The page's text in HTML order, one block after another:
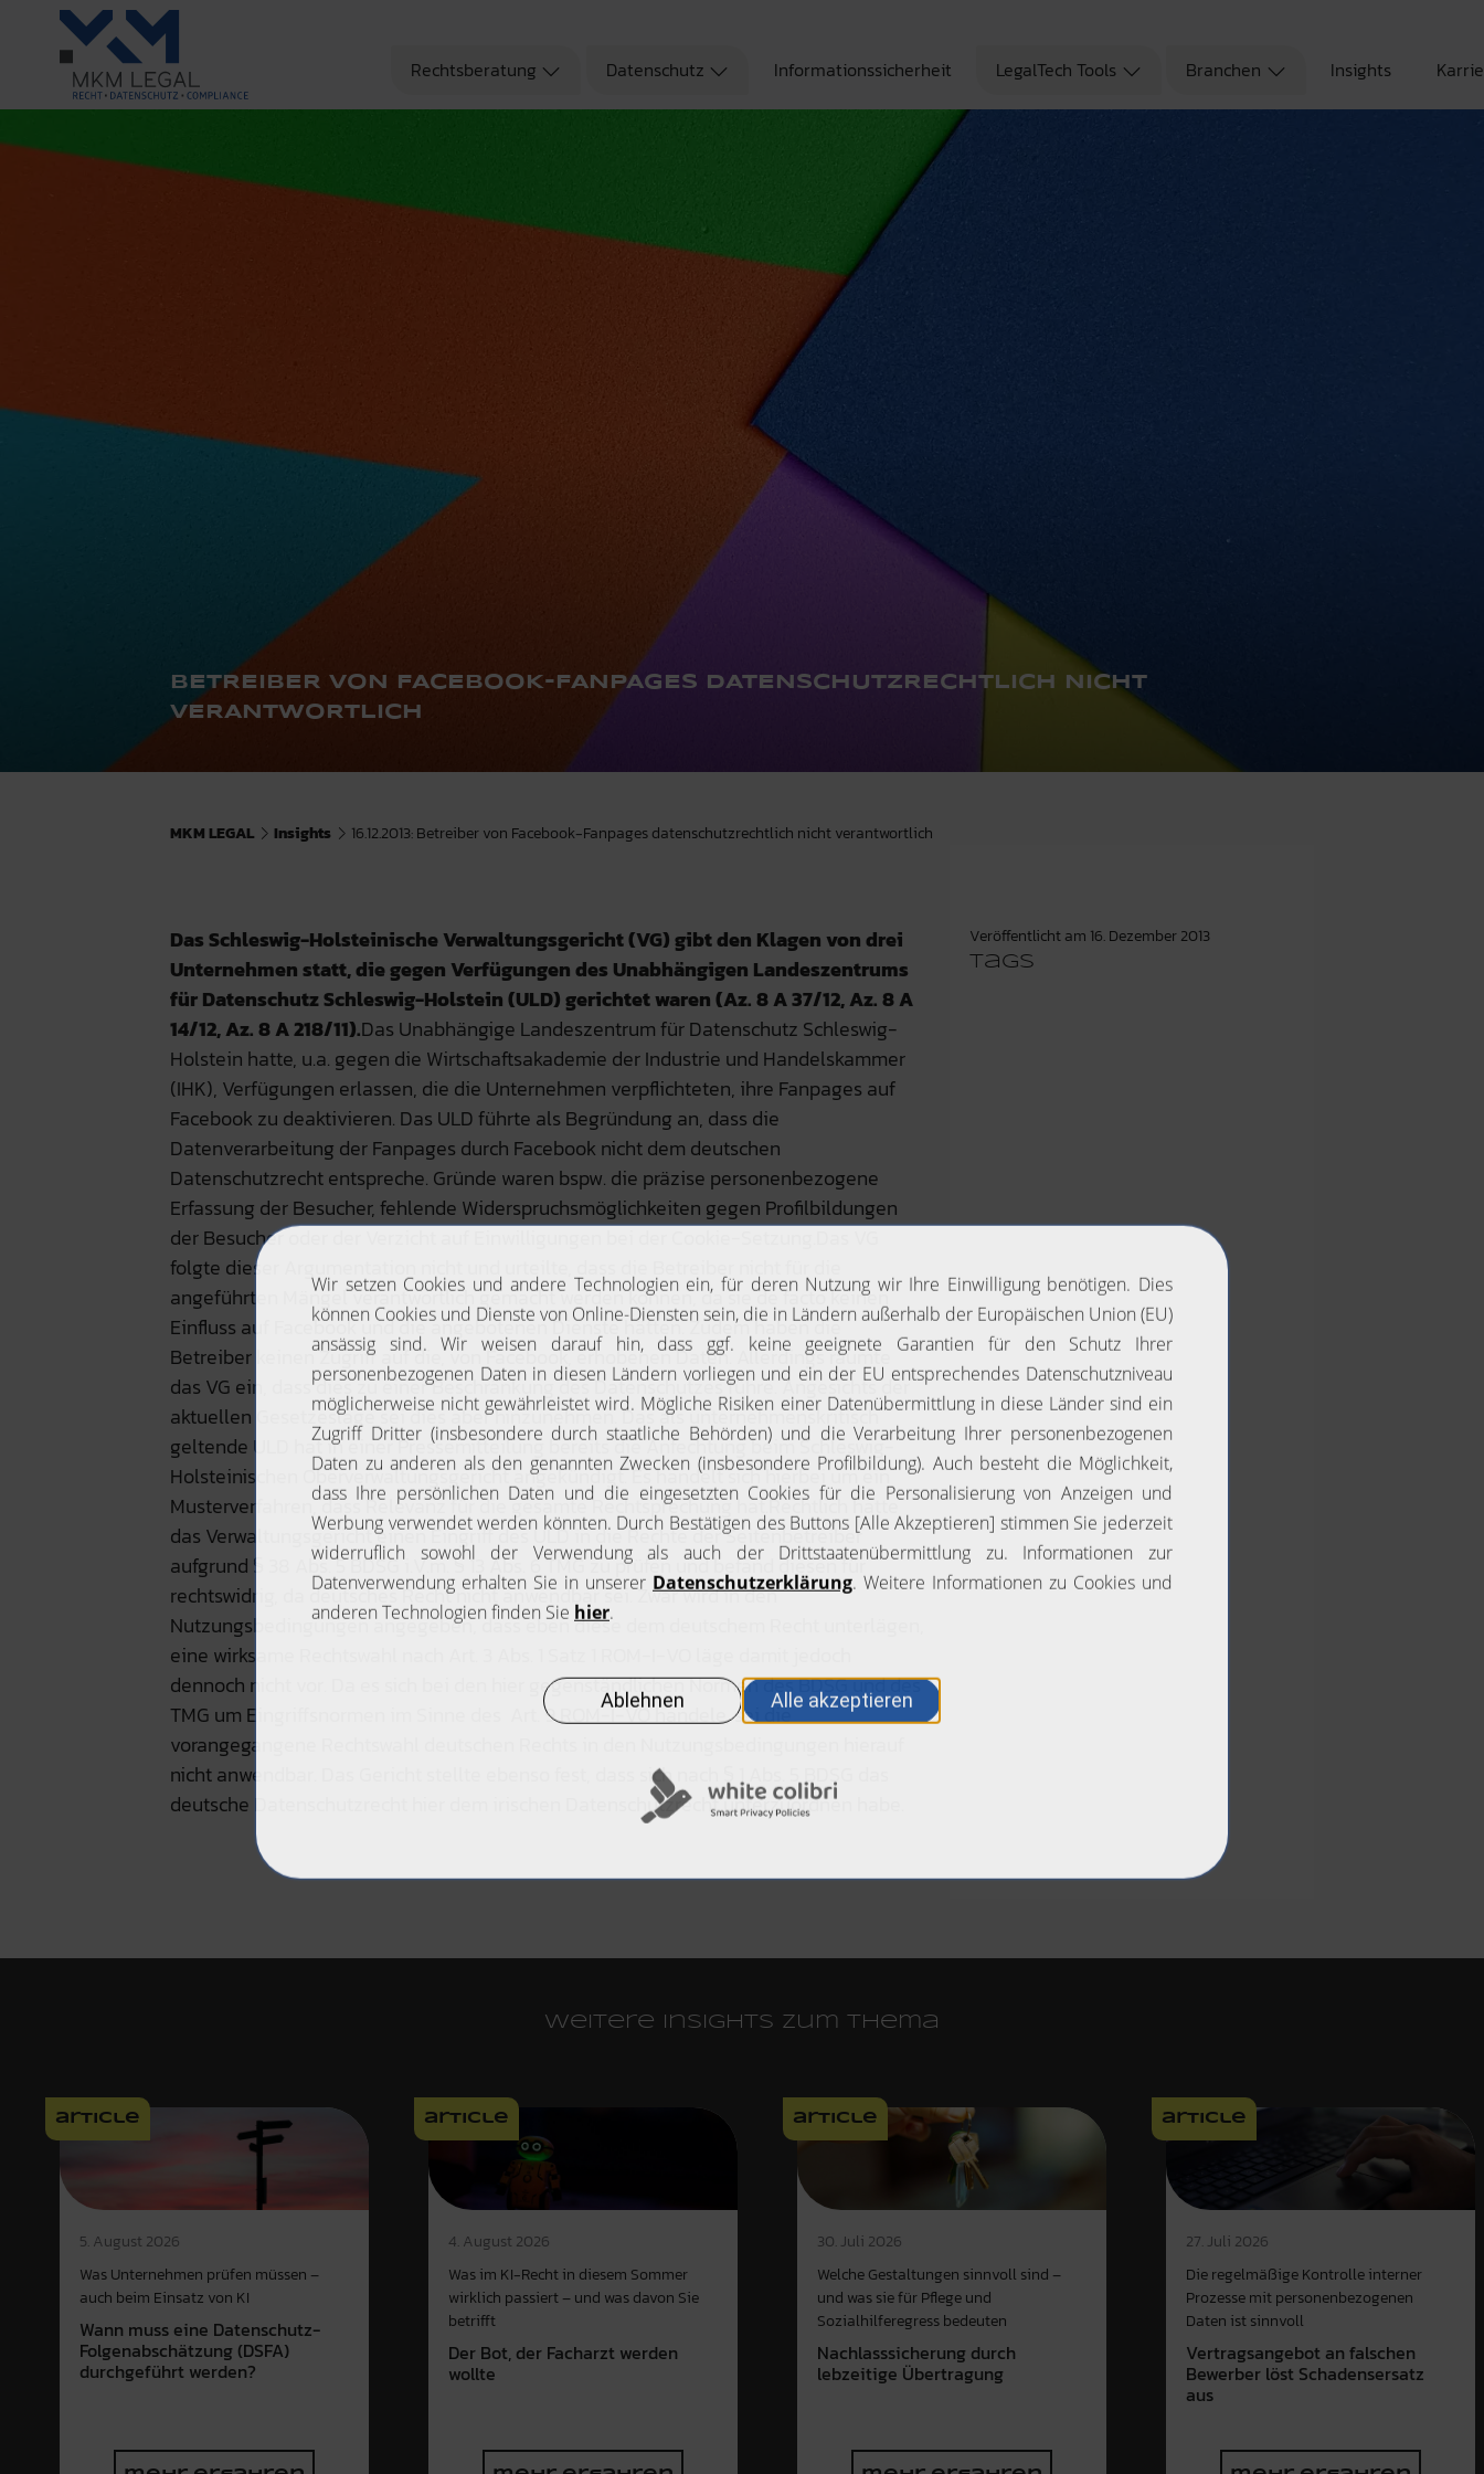
Rechtsberatung Datenschutz Informationssicherheit LegalTech Tools Branchen Insights
BETREIBER VON FACEBOOK-FANPAGES DATENSCHUTZRECHTLICH NICHT
VERANTWORTLICH
MKM LEGAL Insights 16.12.2013: Betreiber von Facebook-Fanpages datenschutzrechtlich nicht verantwortlich
Das Schleswig-Holsteinische Verwaltungsgericht (VG) gibt den Klagen von drei
Unternehmen statt, die gegen Verfügungen des Unabhängigen Landeszentrums
für Datenschutz Schleswig-Holstein (ULD) gerichtet waren (Az. 8 A 37/12, Az. 8 A
14/12, Az. 8 A 218/11).Das Unabhängige Landeszentrum für Datenschutz Schleswig-
Holstein hatte, u.a. gegen die Wirtschaftsakademie der Industrie und Handelskammer
(IHK), Verfügungen erlassen, die die Unternehmen verpflichteten, ihre Fanpages auf
Facebook zu deaktivieren. Das ULD führte als Begründung an, dass die
Datenverarbeitung der Fanpages durch Facebook nicht dem deutschen
Datenschutzrecht entspreche. Gründe waren bspw. die präzise personenbezogene
Erfassung der Besucher, fehlende Widerspruchsmöglichkeiten gegen Profilbildungen
der Besucher oder der Verzicht auf Einwilligungen bei der Cookie-Setzung.Das VG
folgte dieser Argumentation nicht und urteilte, dass die Betreiber nicht für die
angeführten Mängel verantwortlich gemacht werden können, da sie de facto keinen
Einfluss auf Facebook und die angebotenen Dienste hätten. Zudem haben die
Betreiber keinen Zugriff auf die, von Facebook, erhobenen Daten. Allerdings räumte
das VG ein, dass dies zu einer Beschränkung des Datenschutzes führe. Angesichts der
aktuellen Gesetzeslage sei dies aber hinzunehmen. Das als unternehmenskritisch
geltende ULD hat in einer Pressemitteilung bereits die Anfechtung beim Schleswig-
Holsteinischen Oberverwaltungsgericht angekündigt. Es handelt sich hierbei um ein
Musterverfahren, dass Relevanz für die gesamte Rechtsprechung hat.Rechtlich hatte
das Verwaltungsgericht einen Eingriff des ULD in die Rechte der Seitenbetreiber
aufgrund § 38 Abs. 5 BDSG i.V.m. § 13 Abs. 6 TMG zu prüfen und befand diesen für
rechtswidrig, da deutsches Recht nicht anwendbar sei. Zwar wird in den
Nutzungsbedingungen angegeben, dass eben diese dem deutschem Recht unterlägen,
eine wirksame Rechtswahl nach Art. 3 Abs. 1 Satz 1 ROM-I-VO läge damit jedoch
dennoch nicht vor. Da es sich bei den hier gegenständlichen Normen des BDSG und des
TMG um Eingriffsnormen im Sinne des Art. 9 ROM-I-VO handele, sei die
vorangegangene Rechtswahl deutschen Rechts in den Nutzungsbedingungen hierauf
nicht anwendbar. Das Gericht stellte ebenso fest, dass sich nach § 1 Abs. 5 BDSG das
deutsche Datenschutzrecht hier dem irischen Datenschutzrecht unterzuordnen habe.
Veröffentlicht am 16. Dezember 2013
Tags
Weitere Insights zum Thema
article
5. August 2026
Was Unternehmen prüfen müssen –
auch beim Einsatz von KI
Wann muss eine Datenschutz-
Folgenabschätzung (DSFA)
durchgeführt werden?
article
4. August 2026
Was im KI-Recht in diesem Sommer
wirklich passiert – und was davon Sie
betrifft
Der Bot, der Facharzt werden
wollte
article
30. Juli 2026
Welche Gestaltungen sinnvoll sind –
und was sie für Pflege und
Sozialhilferegress bedeuten
Nachlasssicherung durch
lebzeitige Übertragung
article
27. Juli 2026
Die regelmäßige Kontrolle interner
Prozesse mit personenbezogenen
Daten ist sinnvoll
Vertragsangebot an falschen
Bewerber löst Schadensersatz
aus